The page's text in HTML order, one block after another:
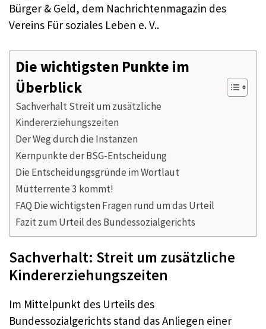
Bürger & Geld, dem Nachrichtenmagazin des
Vereins Für soziales Leben e. V..
Die wichtigsten Punkte im
Überblick
Sachverhalt Streit um zusätzliche
Kindererziehungszeiten
Der Weg durch die Instanzen
Kernpunkte der BSG-Entscheidung
Die Entscheidungsgründe im Wortlaut
Mütterrente 3 kommt!
FAQ Die wichtigsten Fragen rund um das Urteil
Fazit zum Urteil des Bundessozialgerichts
Sachverhalt: Streit um zusätzliche
Kindererziehungszeiten
Im Mittelpunkt des Urteils des
Bundessozialgerichts stand das Anliegen einer